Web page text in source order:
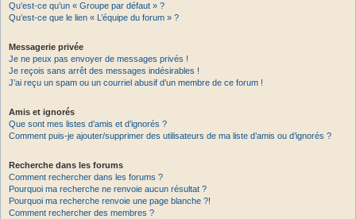
Qu’est-ce qu’un « Groupe par défaut » ?
Qu’est-ce que le lien « L’équipe du forum » ?
Messagerie privée
Je ne peux pas envoyer de messages privés !
Je reçois sans arrêt des messages indésirables !
J’ai reçu un spam ou un courriel abusif d’un membre de ce forum !
Amis et ignorés
Que sont mes listes d’amis et d’ignorés ?
Comment puis-je ajouter/supprimer des utilisateurs de ma liste d’amis ou d’ignorés ?
Recherche dans les forums
Comment rechercher dans les forums ?
Pourquoi ma recherche ne renvoie aucun résultat ?
Pourquoi ma recherche renvoie une page blanche ?!
Comment rechercher des membres ?